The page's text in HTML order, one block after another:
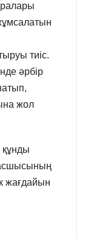
тиіс.
әрбір
жол
құнды
жағдайын